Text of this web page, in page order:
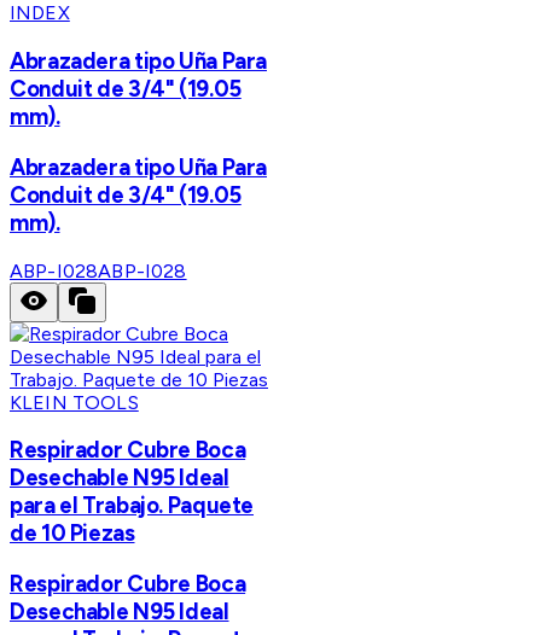
INDEX
Abrazadera tipo Uña Para
Conduit de 3/4" (19.05
mm).
Abrazadera tipo Uña Para
Conduit de 3/4" (19.05
mm).
ABP-I028ABP-I028
KLEIN TOOLS
Respirador Cubre Boca
Desechable N95 Ideal
para el Trabajo. Paquete
de 10 Piezas
Respirador Cubre Boca
Desechable N95 Ideal